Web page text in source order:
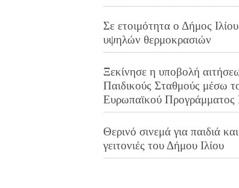
Σε ετοιμότητα ο Δήμος
υψηλών θερμοκρασιών
Ξεκίνησε η υποβολή
Παιδικούς Σταθμούς μέσω
Ευρωπαϊκού
Θερινό σινεμά για παιδιά και
γειτονιές του Δήμου Ιλίου